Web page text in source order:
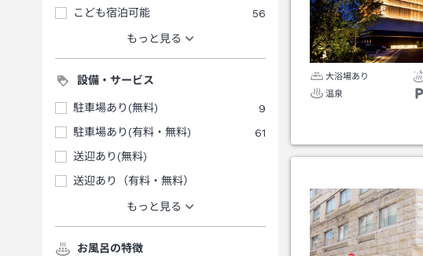
こども宿泊可能
56
もっと見る
設備・サービス
駐車場あり(無料)
9
駐車場あり(有料・無料)
61
送迎あり(無料)
送迎あり（有料・無料）
もっと見る
お風呂の特徴
大浴場あり
温泉